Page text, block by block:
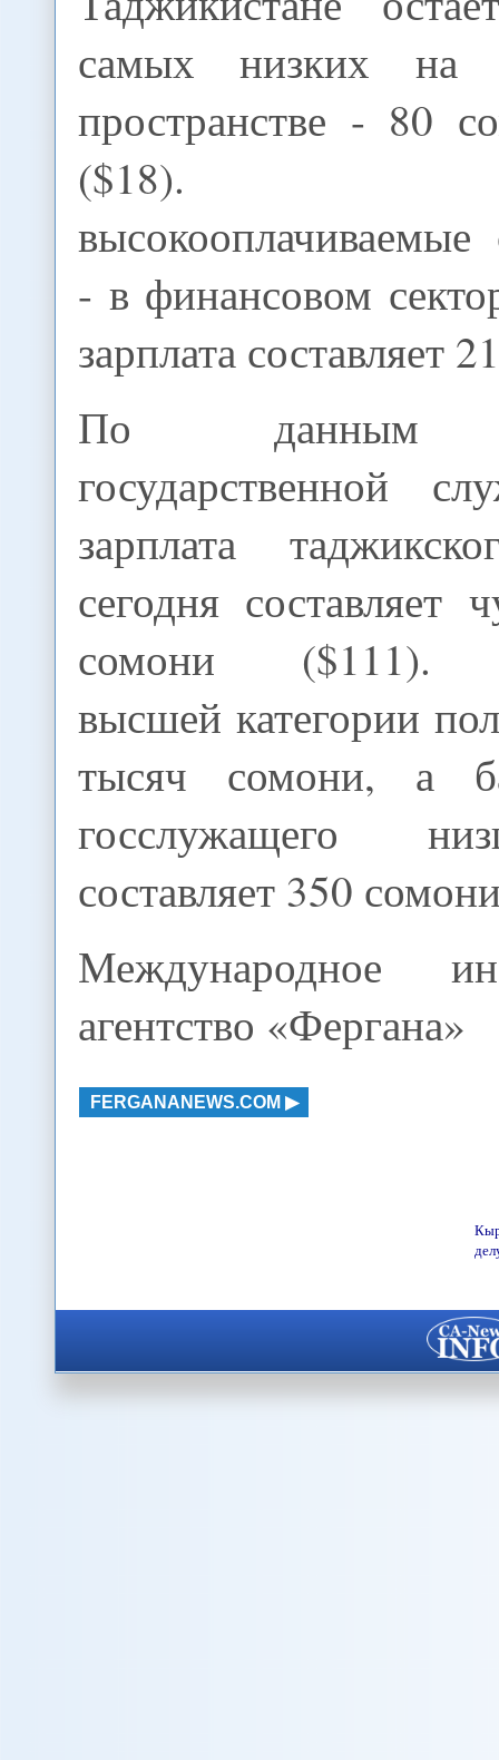
самых низких на
пространстве - 80
($18).
высокооплачиваемые
- в финансовом
зарплата составляет
По данным
государственной
зарплата
сегодня составляет
сомони ($111).
высшей категории
тысяч сомони, а
госслужащего
составляет 350
Международное
агентство «Фергана»
FERGANANEWS.COM